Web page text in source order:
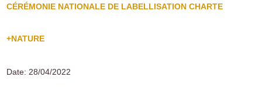
CÉRÉMONIE NATIONALE DE LABELLISATION CHARTE
+NATURE
Date: 28/04/2022